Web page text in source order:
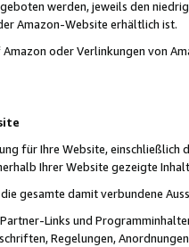
werden, jeweils den
Amazon-Website erhältlich ist.
oder Verlinkungen von
für Ihre Website,
Ihrer Website gezeigte
gesamte damit verbundene
Links und
Regelungen,